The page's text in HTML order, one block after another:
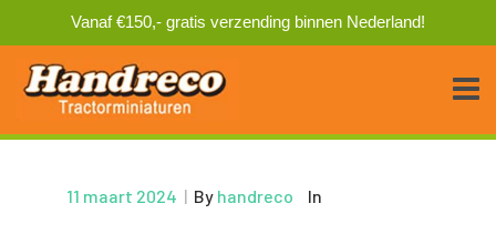
Vanaf €150,- gratis verzending binnen Nederland!
11 maart 2024 | By handreco In